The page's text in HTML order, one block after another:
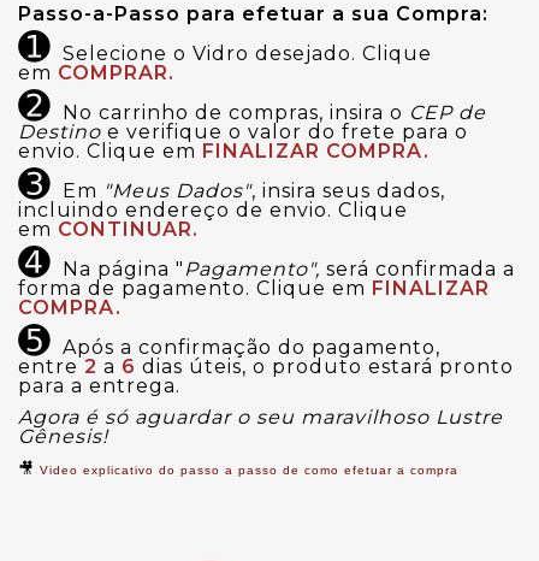
Passo-a-Passo para efetuar a sua Compra:
➊ Selecione o Vidro desejado. Clique
em COMPRAR.
➋ No carrinho de compras, insira o CEP de
Destino e verifique o valor do frete para o
envio. Clique em FINALIZAR COMPRA.
➌ Em "Meus Dados", insira seus dados,
incluindo endereço de envio. Clique
em CONTINUAR.
➍ Na página " Pagamento", será confirmada a
forma de pagamento. Clique em FINALIZAR
COMPRA.
➎ Após a confirmação do pagamento,
entre 2 a 6 dias úteis, o produto estará pronto
para a entrega.
Agora é só aguardar o seu maravilhoso Lustre
Gênesis!
🎥 Video explicativo do passo a passo de como efetuar a compra